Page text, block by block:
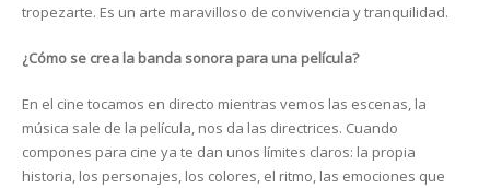
tropezarte. Es un arte maravilloso de convivencia y tranquilidad.
¿Cómo se crea la banda sonora para una película?
En el cine tocamos en directo mientras vemos las escenas, la
música sale de la película, nos da las directrices. Cuando
compones para cine ya te dan unos límites claros: la propia
historia, los personajes, los colores, el ritmo, las emociones que